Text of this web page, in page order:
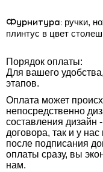
Фурнитура: ручки,
плинтус в цвет
Порядок оплаты:
Для вашего
этапов.
Оплата может
непосредственно
составления дизайн
договора, так и у
после подписания
оплаты сразу, вы
нам.